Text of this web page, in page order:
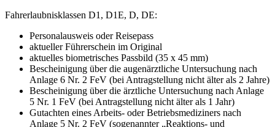
Fahrerlaubnisklassen D1, D1E, D, DE:
Personalausweis oder Reisepass
aktueller Führerschein im Original
aktuelles biometrisches Passbild (35 x 45 mm)
Bescheinigung über die augenärztliche Untersuchung nach
Anlage 6 Nr. 2 FeV (bei Antragstellung nicht älter als 2 Jahre)
Bescheinigung über die ärztliche Untersuchung nach Anlage
5 Nr. 1 FeV (bei Antragstellung nicht älter als 1 Jahr)
Gutachten eines Arbeits- oder Betriebsmediziners nach
Anlage 5 Nr. 2 FeV (sogenannter „Reaktions- und